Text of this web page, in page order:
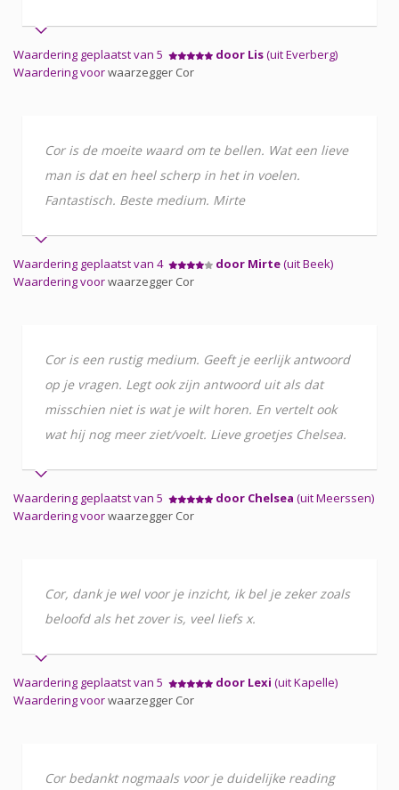
Waardering geplaatst van 5 door Lis(uit Everberg)
Waardering voorwaarzegger Cor
Cor is de moeite waard om te bellen. Wat een lieve
man is dat en heel scherp in het in voelen.
Fantastisch. Beste medium. Mirte
Waardering geplaatst van 4 door Mirte(uit Beek)
Waardering voorwaarzegger Cor
Cor is een rustig medium. Geeft je eerlijk antwoord
op je vragen. Legt ook zijn antwoord uit als dat
misschien niet is wat je wilt horen. En vertelt ook
wat hij nog meer ziet/voelt. Lieve groetjes Chelsea.
Waardering geplaatst van 5 door Chelsea (uit Meerssen)
Waardering voorwaarzegger Cor
Cor, dank je wel voor je inzicht, ik bel je zeker zoals
beloofd als het zover is, veel liefs x.
Waardering geplaatst van 5 door Lexi (uit Kapelle)
Waardering voorwaarzegger Cor
Cor bedankt nogmaals voor je duidelijke reading